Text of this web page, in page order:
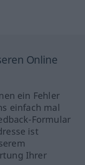
Online
ein Fehler
einfach mal
Formular
ist
Ihrer